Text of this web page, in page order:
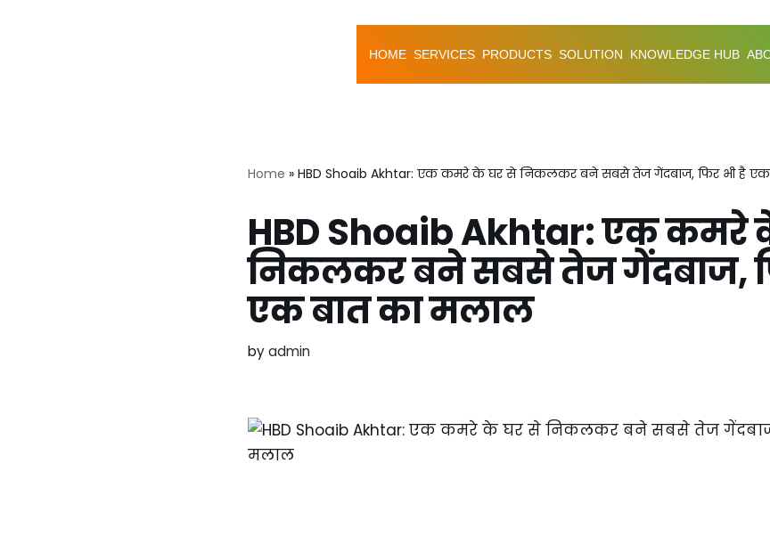
HOME SERVICES PRODUCTS SOLUTION KNOWLEDGE HUB
Home » HBD Shoaib Akhtar: एक कमरे के घर से निकलकर बने सबसे तेज गेंदबाज, फिर भी है
HBD Shoaib Akhtar: एक कमरे
निकलकर बने सबसे तेज गेंदबाज,
एक बात का मलाल
byadmin